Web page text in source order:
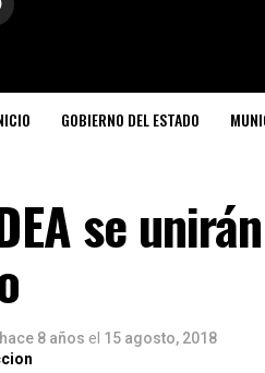
GOBIERNO DEL ESTADO
se
hace 8 años el 15 agosto, 2018